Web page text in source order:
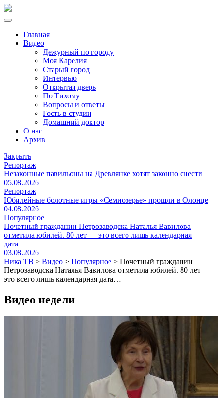
Главная
Видео
Дежурный по городу
Моя Карелия
Старый город
Интервью
Открытая дверь
По Тихому
Вопросы и ответы
Гость в студии
Домашний доктор
О нас
Архив
Закрыть
Репортаж
Незаконные павильоны на Древлянке хотят законно снести
05.08.2026
Репортаж
Юбилейные болотные игры «Семиозерье» прошли в Олонце
04.08.2026
Популярное
Почетный гражданин Петрозаводска Наталья Вавилова
отметила юбилей. 80 лет — это всего лишь календарная
дата…
03.08.2026
Ника ТВ > Видео > Популярное > Почетный гражданин
Петрозаводска Наталья Вавилова отметила юбилей. 80 лет —
это всего лишь календарная дата…
Видео недели